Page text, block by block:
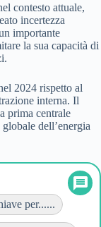
contesto attuale,
incertezza
importante
la sua capacità di
2024 rispetto al
interna. Il
prima centrale
dell’energia
per......